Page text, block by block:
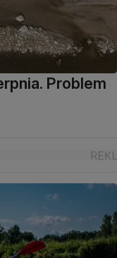
Problem